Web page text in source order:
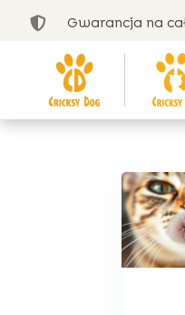
 Gwarancja na